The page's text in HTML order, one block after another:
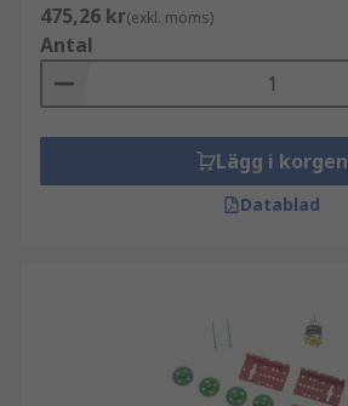
475,26 kr(exkl. moms)
Antal
Lägg i korgen
Datablad